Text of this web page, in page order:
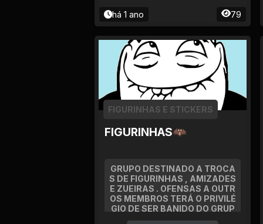
há 1 ano 79
FIGURINHAS🦇
FIGURINHAS E STICKERS
GRUPO DESTINADO A TROCA
S DE FIGURINHAS , AMIZADES
E ZUEIRAS . OFENSAS A OUTR
OS MEMBROS TERÁ O PRIVILÉ
GIO DE SER BANIDO DO GRUP
O!